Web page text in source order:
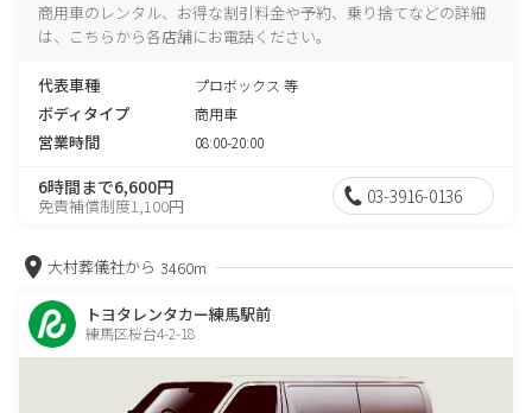
商用車のレンタル、お得な割引料金や予約、乗り捨てなどの詳細
は、こちらから各店舗にお電話ください。
代表車種 プロボックス 等
ボディタイプ 商用車
営業時間 08:00-20:00
6時間まで6,600円
免責補償制度1,100円 03-3916-0136
大村葬儀社から 3460m
トヨタレンタカー練馬駅前
練馬区桜台4-2-18